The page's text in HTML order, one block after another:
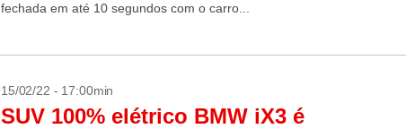
fechada em até 10 segundos com o carro...
15/02/22 - 17:00min
SUV 100% elétrico BMW iX3 é